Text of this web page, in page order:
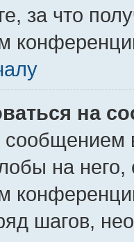
за что
на
на
шагов,